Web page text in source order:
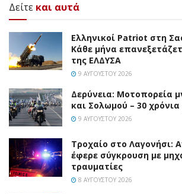
Δείτε και αυτά
Ελληνικοί Patriot στη
Κάθε μήνα
της ΕΛΔΥΣΑ
9 ΑΥΓΟΎΣΤΟΥ 2026
Δερύνεια: Μοτοπορεία
και Σολωμού – 30
9 ΑΥΓΟΎΣΤΟΥ 2026
Τροχαίο στο Λαγονήσι:
έφερε σύγκρουση με
τραυματίες
8 ΑΥΓΟΎΣΤΟΥ 2026